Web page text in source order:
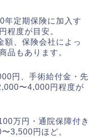
年定期保険に加入す
程度が目安。
額、保険会社によっ
品もあります。
円、手術給付金・先
〜4,000円程度が
万円・通院保障付き
3,500円ほど。